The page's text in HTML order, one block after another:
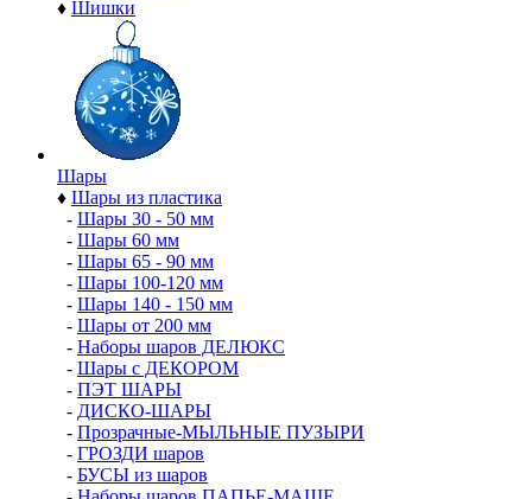
♦ Шишки
Шары
♦ Шары из пластика
- Шары 30 - 50 мм
- Шары 60 мм
- Шары 65 - 90 мм
- Шары 100-120 мм
- Шары 140 - 150 мм
- Шары от 200 мм
- Наборы шаров ДЕЛЮКС
- Шары с ДЕКОРОМ
- ПЭТ ШАРЫ
- ДИСКО-ШАРЫ
- Прозрачные-МЫЛЬНЫЕ ПУЗЫРИ
- ГРОЗДИ шаров
- БУСЫ из шаров